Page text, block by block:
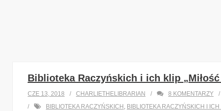
Biblioteka Raczyńskich i ich klip
CZE 13, 2018 CHARLIETHELIBRARIAN 8 KOMENTARZY
BIBLIOTEKA RACZYŃSKICH , BIBLIOTEKA RACZYŃSKICH I